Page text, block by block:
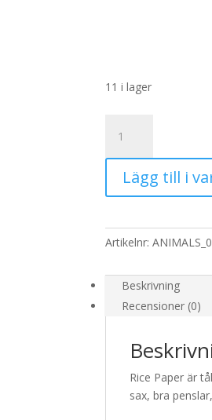
11 i lager
Storlek:
A3
32x45cm
mängd
Lägg till i
Artikelnr:
Beskrivning
Recensioner (0)
Rice Paper är
sax, bra